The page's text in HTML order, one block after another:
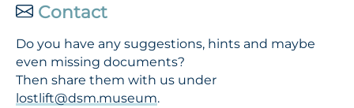
Contact
Do you have any suggestions, hints and maybe
even missing documents?
Then share them with us under
lostlift@dsm.museum.